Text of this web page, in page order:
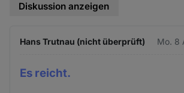
Diskussion anzeigen
Hans Trutnau (nicht überprüft) Mo. 8
Es reicht.